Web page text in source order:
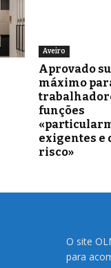
Aveiro
Aprovado
máximo
funções
exigentes e
risco»
O site
para